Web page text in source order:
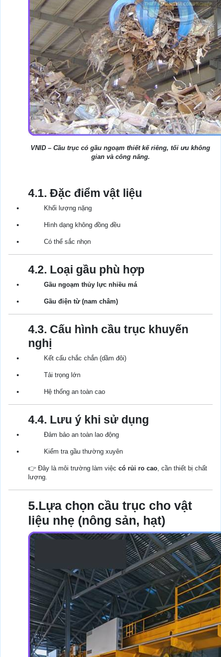
VNID – Cầu trục có gầu ngoạm thiết kế riêng, tối ưu không
gian và công năng.
4.1. Đặc điểm vật liệu
Khối lượng nặng
Hình dạng không đồng đều
Có thể sắc nhọn
4.2. Loại gầu phù hợp
Gầu ngoạm thủy lực nhiều má
Gầu điện từ (nam châm)
4.3. Cấu hình cầu trục khuyến
nghị
Kết cấu chắc chắn (dầm đôi)
Tải trọng lớn
Hệ thống an toàn cao
4.4. Lưu ý khi sử dụng
Đảm bảo an toàn lao động
Kiểm tra gầu thường xuyên
👉 Đây là môi trường làm việc có rủi ro cao, cần thiết bị chất
lượng.
5.Lựa chọn cầu trục cho vật
liệu nhẹ (nông sản, hạt)